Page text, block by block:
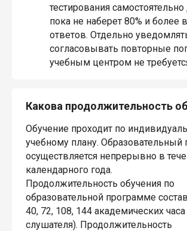
тестирования самостоятельно
пока не наберет 80% и более
ответов. Отдельно
согласовывать повторные
учебным центром не
Какова продолжительность
Обучение проходит по
учебному плану. Образовательный
осуществляется непрерывно в
календарного года.
Продолжительность обучения по
образовательной программе
40, 72, 108, 144 академических
слушателя). Продолжительность